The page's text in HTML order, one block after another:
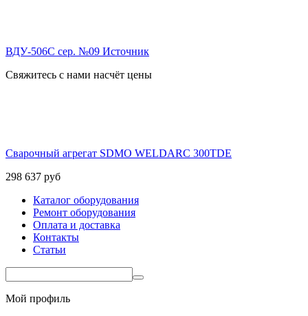
ВДУ-506С сер. №09 Источник
Свяжитесь с нами насчёт цены
Сварочный агрегат SDMO WELDARC 300TDE
298 637 руб
Каталог оборудования
Ремонт оборудования
Оплата и доставка
Контакты
Статьи
Мой профиль